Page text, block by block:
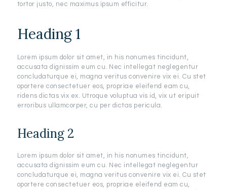
tortor justo, nec maximus ipsum efficitur.
Heading 1
Lorem ipsum dolor sit amet, in his nonumes tincidunt,
accusata dignissim eum cu. Nec intellegat neglegentur
concludaturque ei, magna veritus convenire vix ei. Cu stet
oportere consectetuer eos, propriae eleifend eam cu,
ridens dictas vix ex. Utroque voluptua vis id, vix ut eripuit
erroribus ullamcorper, cu per dictas pericula.
Heading 2
Lorem ipsum dolor sit amet, in his nonumes tincidunt,
accusata dignissim eum cu. Nec intellegat neglegentur
concludaturque ei, magna veritus convenire vix ei. Cu stet
oportere consectetuer eos, propriae eleifend eam cu,